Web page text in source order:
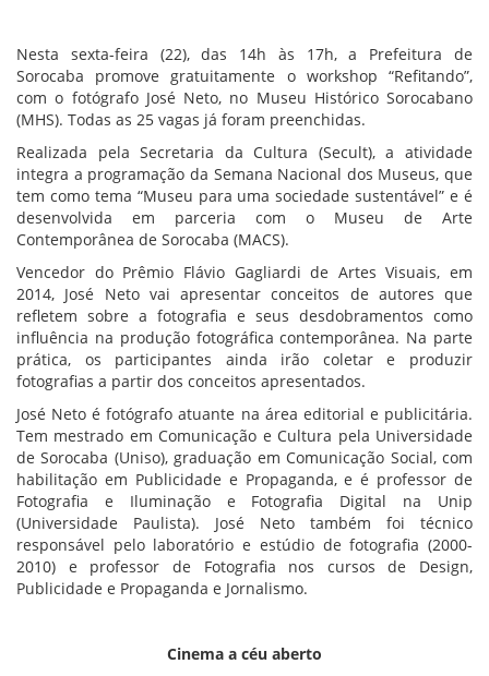
Nesta sexta-feira (22), das 14h às 17h, a Prefeitura de
Sorocaba promove gratuitamente o workshop “Refitando”,
com o fotógrafo José Neto, no Museu Histórico Sorocabano
(MHS). Todas as 25 vagas já foram preenchidas.
Realizada pela Secretaria da Cultura (Secult), a atividade
integra a programação da Semana Nacional dos Museus, que
tem como tema “Museu para uma sociedade sustentável” e é
desenvolvida em parceria com o Museu de Arte
Contemporânea de Sorocaba (MACS).
Vencedor do Prêmio Flávio Gagliardi de Artes Visuais, em
2014, José Neto vai apresentar conceitos de autores que
refletem sobre a fotografia e seus desdobramentos como
influência na produção fotográfica contemporânea. Na parte
prática, os participantes ainda irão coletar e produzir
fotografias a partir dos conceitos apresentados.
José Neto é fotógrafo atuante na área editorial e publicitária.
Tem mestrado em Comunicação e Cultura pela Universidade
de Sorocaba (Uniso), graduação em Comunicação Social, com
habilitação em Publicidade e Propaganda, e é professor de
Fotografia e Iluminação e Fotografia Digital na Unip
(Universidade Paulista). José Neto também foi técnico
responsável pelo laboratório e estúdio de fotografia (2000-
2010) e professor de Fotografia nos cursos de Design,
Publicidade e Propaganda e Jornalismo.
Cinema a céu aberto